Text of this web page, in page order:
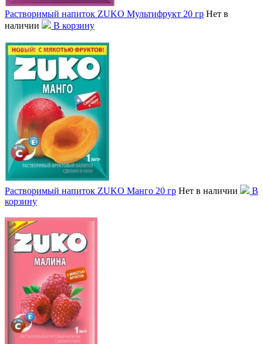
Растворимый напиток ZUKO Мультифрукт 20 гр Нет в
наличии
В корзину
Растворимый напиток ZUKO Манго 20 гр Нет в наличии
В
корзину